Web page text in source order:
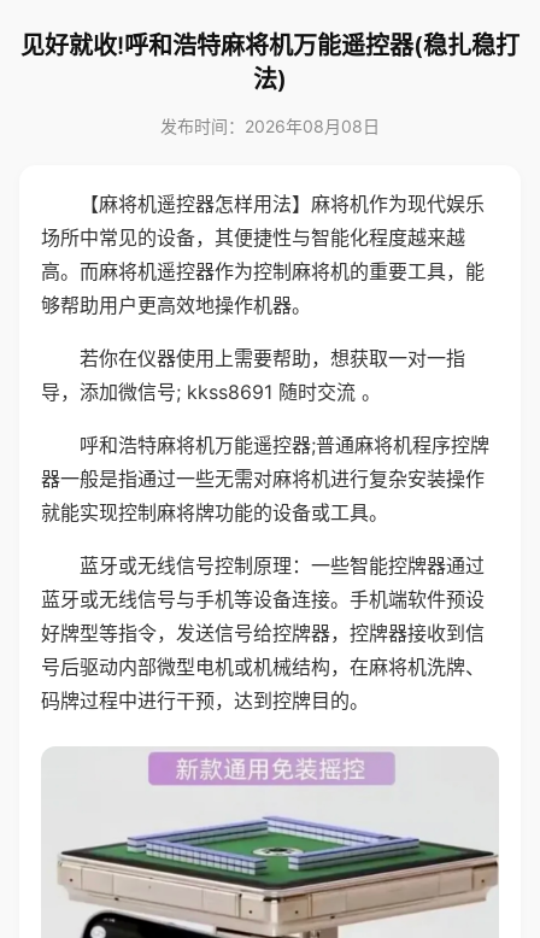
见好就收!呼和浩特麻将机万能遥控器(稳扎稳打
法)
发布时间：2026年08月08日
【麻将机遥控器怎样用法】麻将机作为现代娱乐
场所中常见的设备，其便捷性与智能化程度越来越
高。而麻将机遥控器作为控制麻将机的重要工具，能
够帮助用户更高效地操作机器。
若你在仪器使用上需要帮助，想获取一对一指
导，添加微信号; kkss8691 随时交流 。
呼和浩特麻将机万能遥控器;普通麻将机程序控牌
器一般是指通过一些无需对麻将机进行复杂安装操作
就能实现控制麻将牌功能的设备或工具。
蓝牙或无线信号控制原理：一些智能控牌器通过
蓝牙或无线信号与手机等设备连接。手机端软件预设
好牌型等指令，发送信号给控牌器，控牌器接收到信
号后驱动内部微型电机或机械结构，在麻将机洗牌、
码牌过程中进行干预，达到控牌目的。